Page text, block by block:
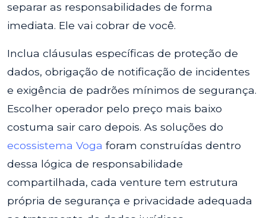
separar as responsabilidades de forma
imediata. Ele vai cobrar de você.
Inclua cláusulas específicas de proteção de
dados, obrigação de notificação de incidentes
e exigência de padrões mínimos de segurança.
Escolher operador pelo preço mais baixo
costuma sair caro depois. As soluções do
ecossistema Voga foram construídas dentro
dessa lógica de responsabilidade
compartilhada, cada venture tem estrutura
própria de segurança e privacidade adequada